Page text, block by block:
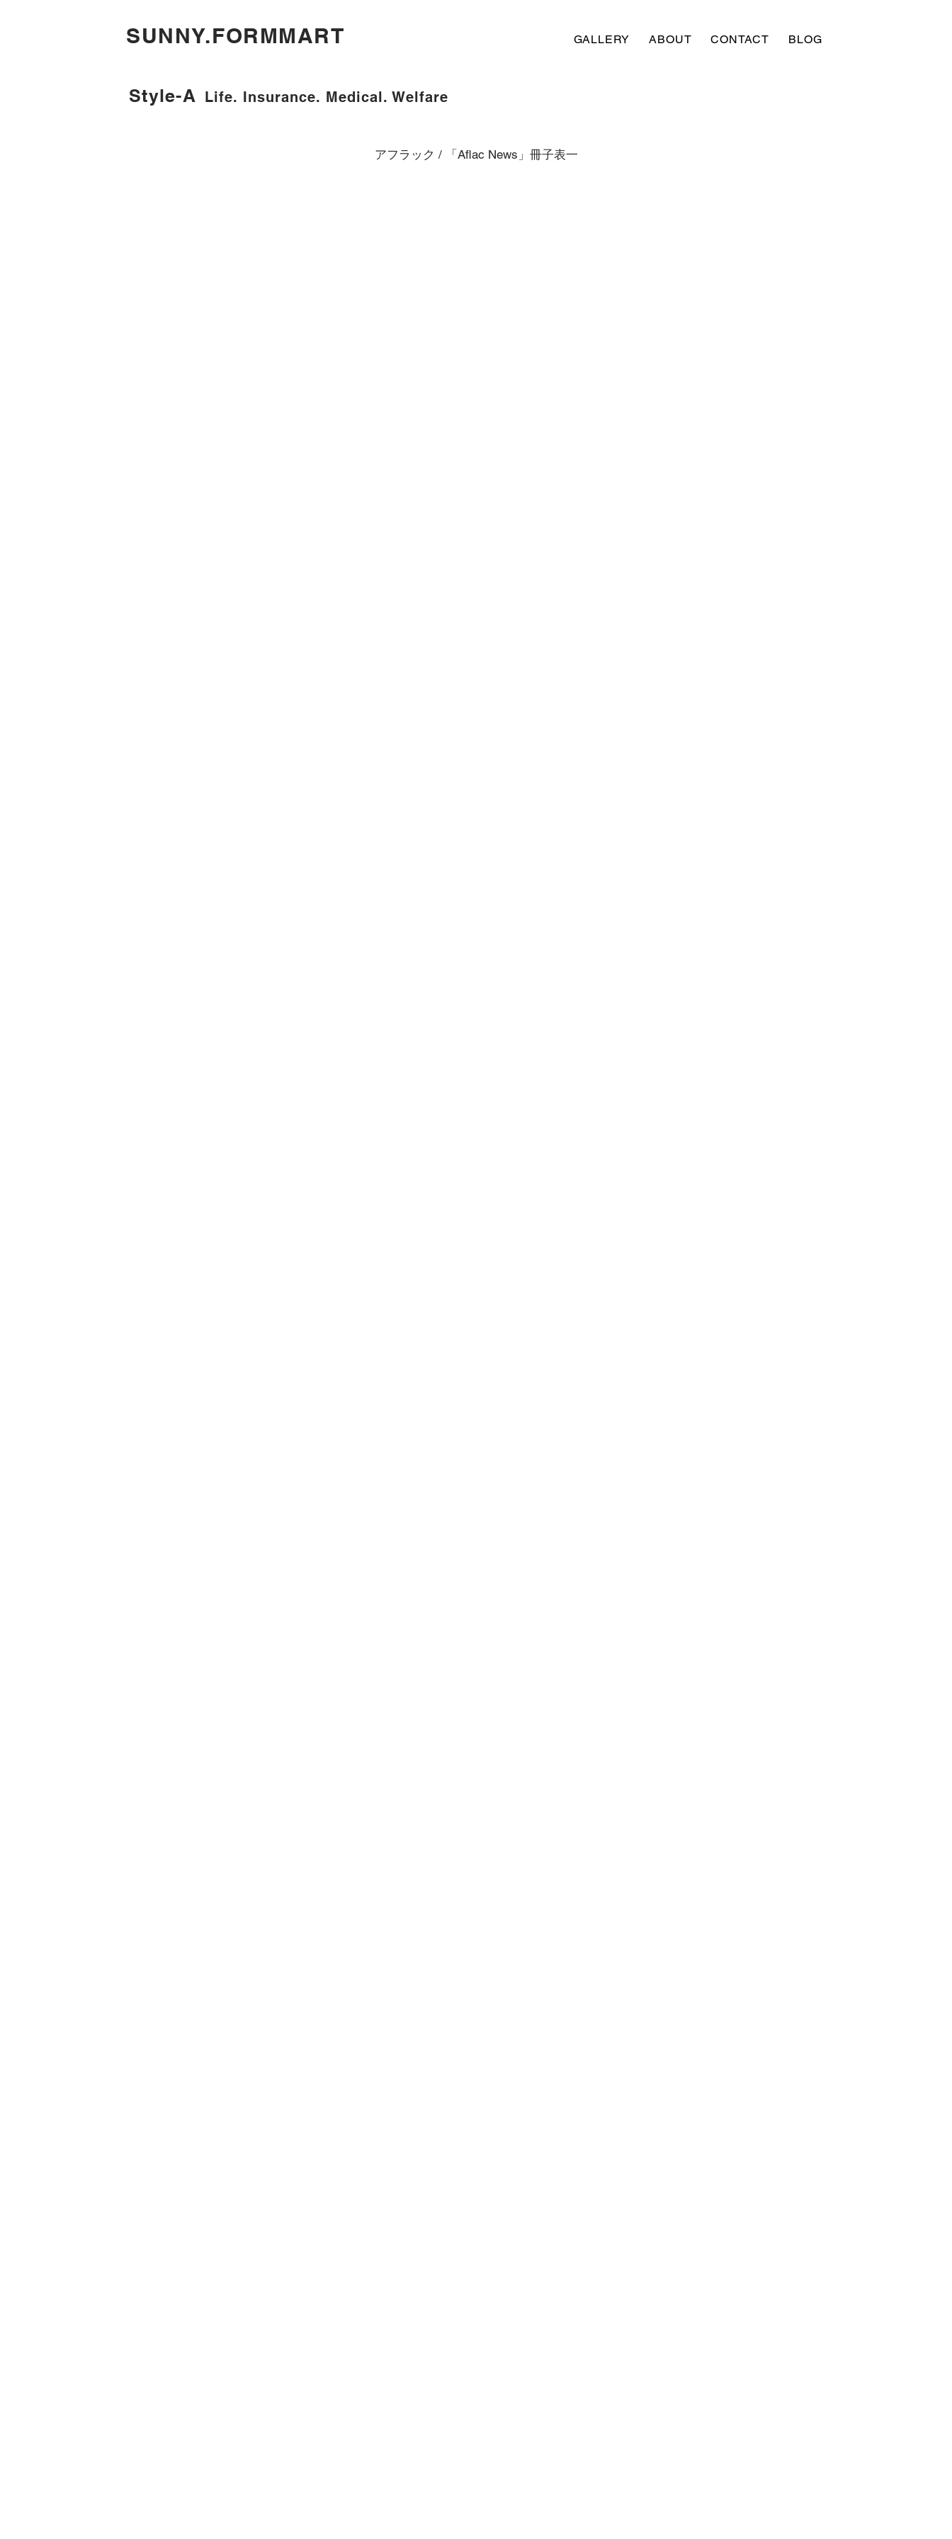
​SUNNY.FORMMART GALLERY ABOUT CONTACT BLOG
Style-A Life. Insurance. Medical. Welfare
アフラック / 「Aflac News」冊子表一